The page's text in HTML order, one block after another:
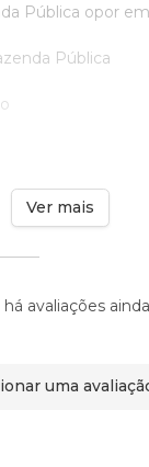
Pública opor
Pública
Ver mais
há avaliações
uma